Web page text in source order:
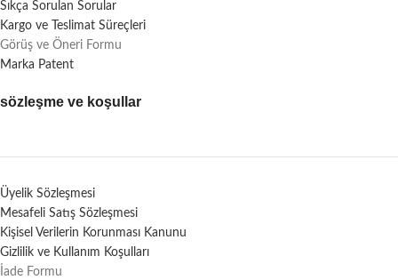
Sıkça Sorulan Sorular
Kargo ve Teslimat Süreçleri
Görüş ve Öneri Formu
Marka Patent
sözleşme ve koşullar
Üyelik Sözleşmesi
Mesafeli Satış Sözleşmesi
Kişisel Verilerin Korunması Kanunu
Gizlilik ve Kullanım Koşulları
İade Formu